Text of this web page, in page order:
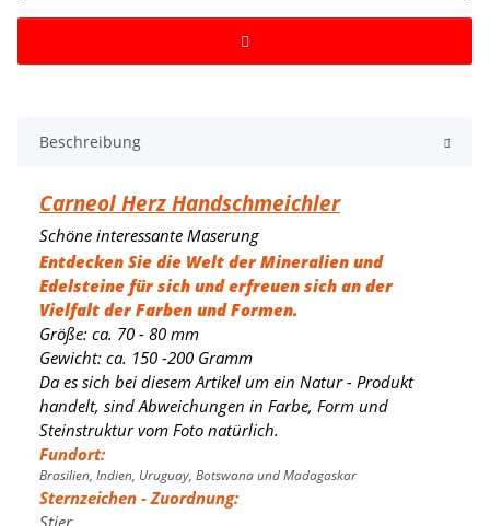
Beschreibung
Carneol Herz Handschmeichler
Schöne interessante Maserung
Entdecken Sie die Welt der Mineralien und
Edelsteine für sich und erfreuen sich an der
Vielfalt der Farben und Formen.
Größe: ca. 70 - 80 mm
Gewicht: ca. 150 -200 Gramm
Da es sich bei diesem Artikel um ein Natur - Produkt
handelt, sind Abweichungen in Farbe, Form und
Steinstruktur vom Foto natürlich.
Fundort:
Brasilien, Indien, Uruguay, Botswana und Madagaskar
Sternzeichen - Zuordnung: